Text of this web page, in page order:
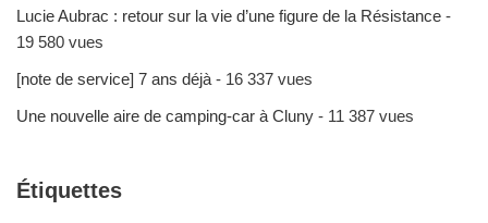
Lucie Aubrac : retour sur la vie d’une figure de la Résistance -
19 580 vues
[note de service] 7 ans déjà - 16 337 vues
Une nouvelle aire de camping-car à Cluny - 11 387 vues
Étiquettes